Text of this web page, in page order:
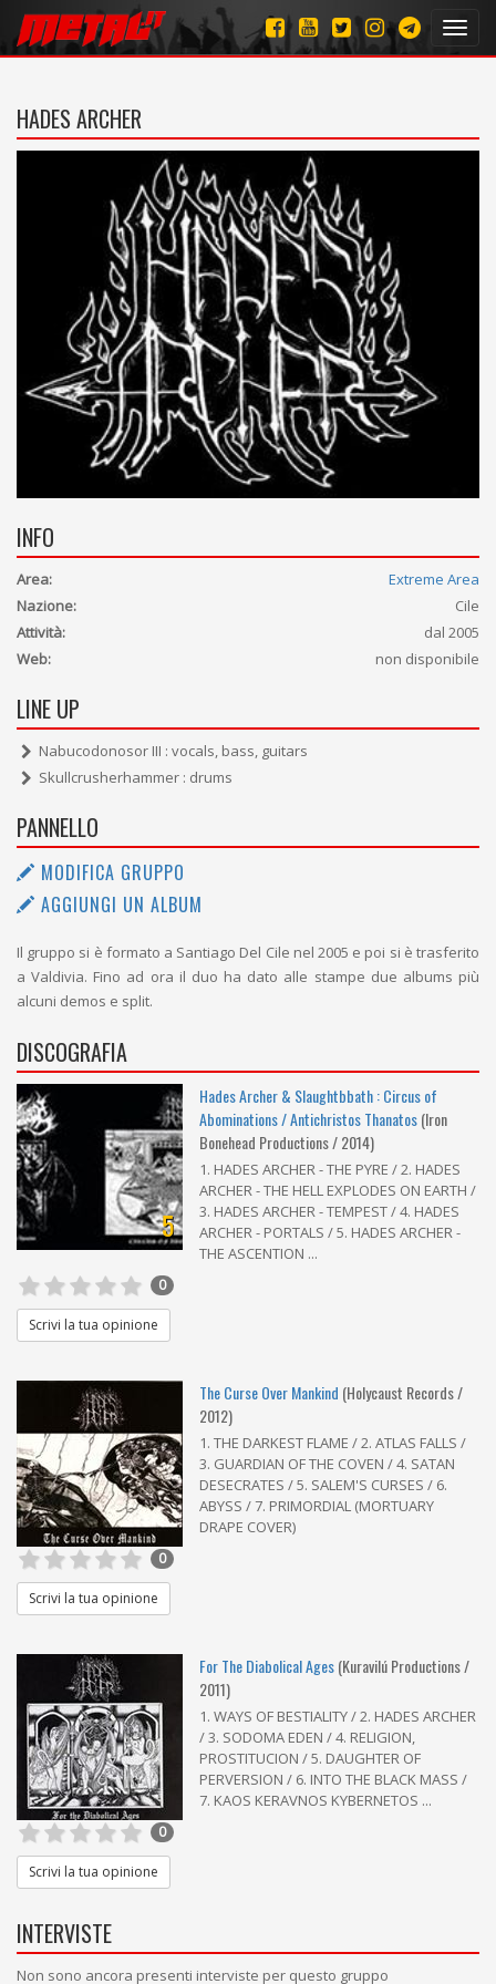
HADES ARCHER
INFO
Area:
Extreme Area
Nazione:
Cile
Attività:
dal 2005
Web:
non disponibile
LINE UP
Nabucodonosor III : vocals, bass, guitars
Skullcrusherhammer : drums
PANNELLO
MODIFICA GRUPPO
AGGIUNGI UN ALBUM
Il gruppo si è formato a Santiago Del Cile nel 2005 e poi si è trasferito
a Valdivia. Fino ad ora il duo ha dato alle stampe due albums più
alcuni demos e split.
DISCOGRAFIA
5
Hades Archer & Slaughtbbath : Circus of
Abominations ​/ ​Antichristos Thanatos(Iron
Bonehead Productions / 2014)
1. HADES ARCHER - THE PYRE / 2. HADES
ARCHER - THE HELL EXPLODES ON EARTH /
3. HADES ARCHER - TEMPEST / 4. HADES
ARCHER - PORTALS / 5. HADES ARCHER -
THE ASCENTION ...
0
Scrivi la tua opinione
The Curse Over Mankind (Holycaust Records /
2012)
1. THE DARKEST FLAME / 2. ATLAS FALLS /
3. GUARDIAN OF THE COVEN / 4. SATAN
DESECRATES / 5. SALEM'S CURSES / 6.
ABYSS / 7. PRIMORDIAL (MORTUARY
DRAPE COVER)
0
Scrivi la tua opinione
For The Diabolical Ages(Kuravilú Productions /
2011)
1. WAYS OF BESTIALITY / 2. HADES ARCHER
/ 3. SODOMA EDEN / 4. RELIGION,
PROSTITUCION / 5. DAUGHTER OF
PERVERSION / 6. INTO THE BLACK MASS /
7. KAOS KERAVNOS KYBERNETOS ...
0
Scrivi la tua opinione
INTERVISTE
Non sono ancora presenti interviste per questo gruppo